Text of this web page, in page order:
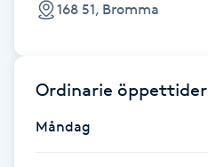
Hot yoga
Hudföryngring
168 51, Bromma
Ordinarie öppettider
Måndag